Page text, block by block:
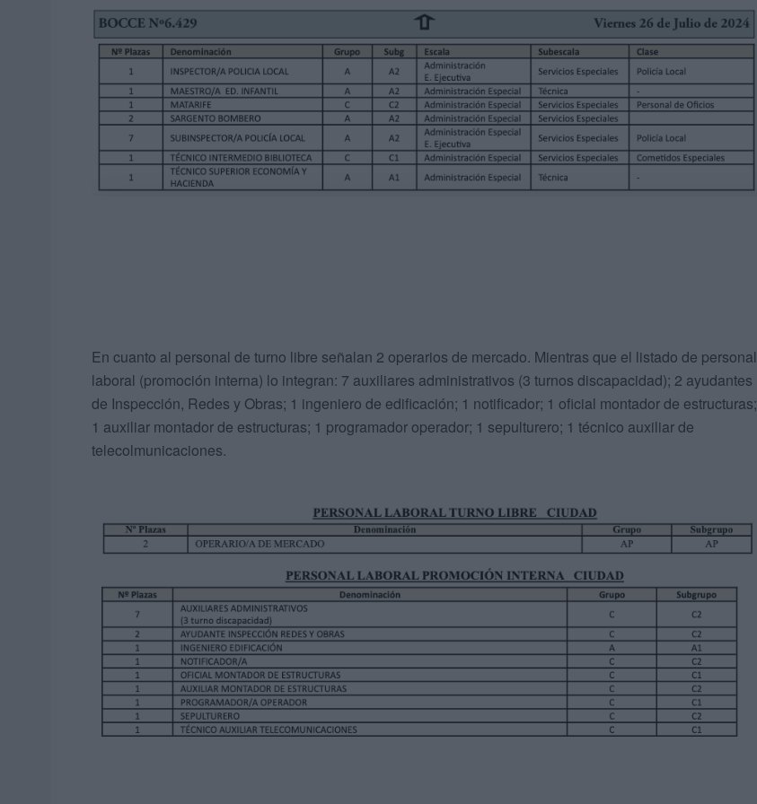
En cuanto al personal de turno libre señalan 2 operarios de mercado. Mientras que el listado de personal
laboral (promoción interna) lo integran: 7 auxiliares administrativos (3 turnos discapacidad); 2 ayudantes
de Inspección, Redes y Obras; 1 ingeniero de edificación; 1 notificador; 1 oficial montador de estructuras;
1 auxiliar montador de estructuras; 1 programador operador; 1 sepulturero; 1 técnico auxiliar de
telecolmunicaciones.